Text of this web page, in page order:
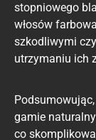
stopniowego
włosów
szkodliwymi
utrzymaniu ich
gamie
co